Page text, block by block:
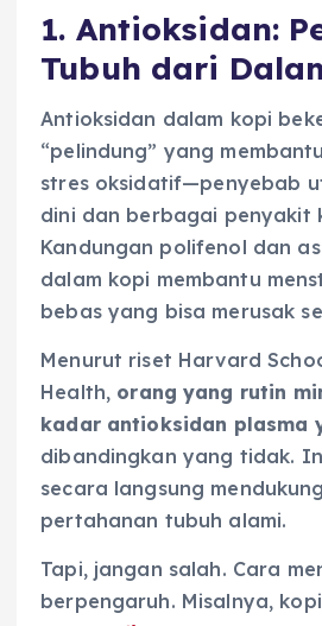
1. Antioksidan:
Tubuh dari
Antioksidan dalam kopi
“pelindung” yang
stres oksidatif—penyebab
dini dan berbagai penyakit
Kandungan polifenol dan
dalam kopi membantu
bebas yang bisa merusak
Menurut riset Harvard
Health, orang yang rutin
kadar antioksidan plasma
dibandingkan yang tidak.
secara langsung
pertahanan tubuh alami.
Tapi, jangan salah. Cara
berpengaruh. Misalnya,